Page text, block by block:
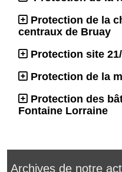
Protection de la
centraux de Bruay
Protection site
Protection de la
Protection des
Fontaine Lorraine
Archives de notre